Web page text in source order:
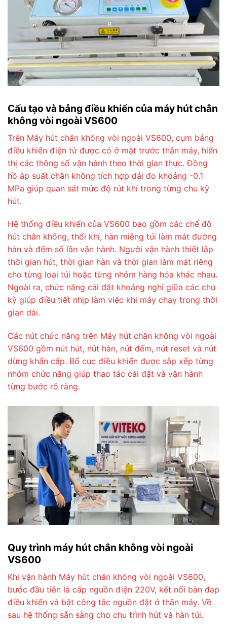
Cấu tạo và bảng điều khiển của máy hút chân
không vòi ngoài VS600
Trên Máy hút chân không vòi ngoài VS600, cụm bảng
điều khiển điện tử được có ở mặt trước thân máy, hiển
thị các thông số vận hành theo thời gian thực. Đồng
hồ áp suất chân không tích hợp dải đo khoảng -0.1
MPa giúp quan sát mức độ rút khí trong từng chu kỳ
hút.
Hệ thống điều khiển của VS600 bao gồm các chế độ
hút chân không, thổi khí, hàn miệng túi làm mát đường
hàn và đếm số lần vận hành. Người vận hành thiết lập
thời gian hút, thời gian hàn và thời gian làm mát riêng
cho từng loại túi hoặc từng nhóm hàng hóa khác nhau.
Ngoài ra, chức năng cài đặt khoảng nghỉ giữa các chu
kỳ giúp điều tiết nhịp làm việc khi máy chạy trong thời
gian dài.
Các nút chức năng trên Máy hút chân không vòi ngoài
VS600 gồm nút hút, nút hàn, nút đếm, nút reset và nút
dừng khẩn cấp. Bố cục điều khiển được sắp xếp từng
nhóm chức năng giúp thao tác cài đặt và vận hành
từng bước rõ ràng.
Quy trình máy hút chân không vòi ngoài
VS600
Khi vận hành Máy hút chân không vòi ngoài VS600,
bước đầu tiên là cấp nguồn điện 220V, kết nối bàn đạp
điều khiển và bật công tắc nguồn đặt ở thân máy. Về
sau hệ thống sẵn sàng cho chu trình hút và hàn túi.